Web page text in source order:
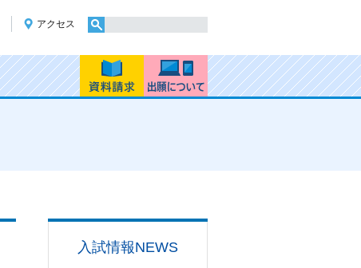
アクセス
入試情報NEWS